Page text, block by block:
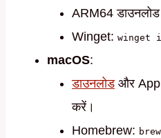
ARM64 डाउनलोड
Winget: winget
macOS:
डाउनलोडऔर
करें।
Homebrew: